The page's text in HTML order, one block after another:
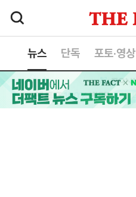
뉴스 단독 포토·영상